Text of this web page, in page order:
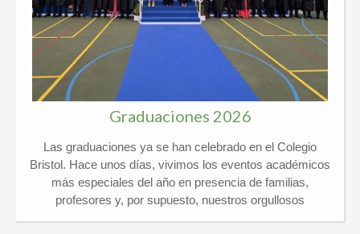
Graduaciones 2026
Las graduaciones ya se han celebrado en el Colegio
Bristol. Hace unos días, vivimos los eventos académicos
más especiales del año en presencia de familias,
profesores y, por supuesto, nuestros orgullosos